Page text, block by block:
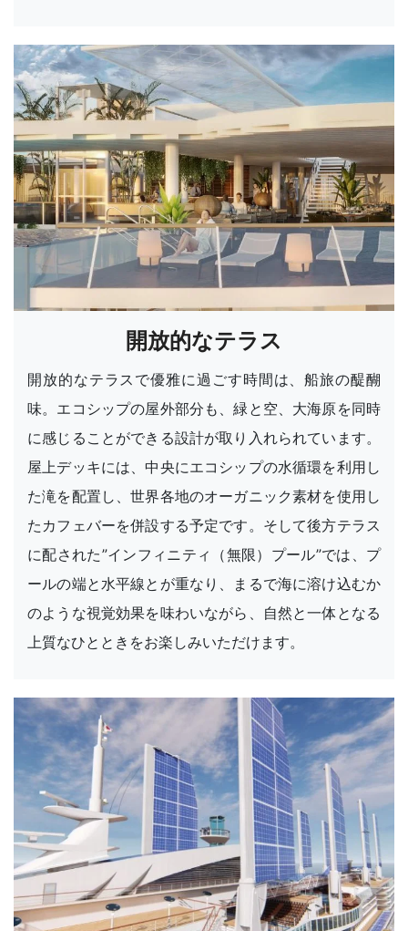
開放的なテラス
開放的なテラスで優雅に過ごす時間は、船旅の醍醐
味。エコシップの屋外部分も、緑と空、大海原を同時
に感じることができる設計が取り入れられています。
屋上デッキには、中央にエコシップの水循環を利用し
た滝を配置し、世界各地のオーガニック素材を使用し
たカフェバーを併設する予定です。そして後方テラス
に配された”インフィニティ（無限）プール”では、プ
ールの端と水平線とが重なり、まるで海に溶け込むか
のような視覚効果を味わいながら、自然と一体となる
上質なひとときをお楽しみいただけます。